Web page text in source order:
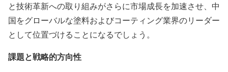
と技術革新への取り組みがさらに市場成長を加速させ、中
国をグローバルな塗料およびコーティング業界のリーダー
として位置づけることになるでしょう。
課題と戦略的方向性